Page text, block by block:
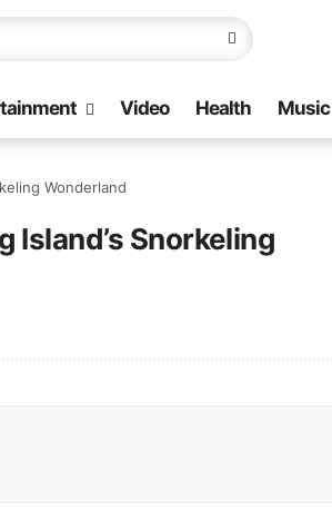
Video Health Music
Wonderland
Island’s Snorkeling